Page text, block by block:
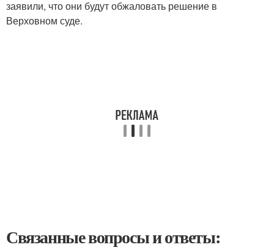
заявили, что они будут обжаловать решение в
Верховном суде.
Связанные вопросы и ответы: